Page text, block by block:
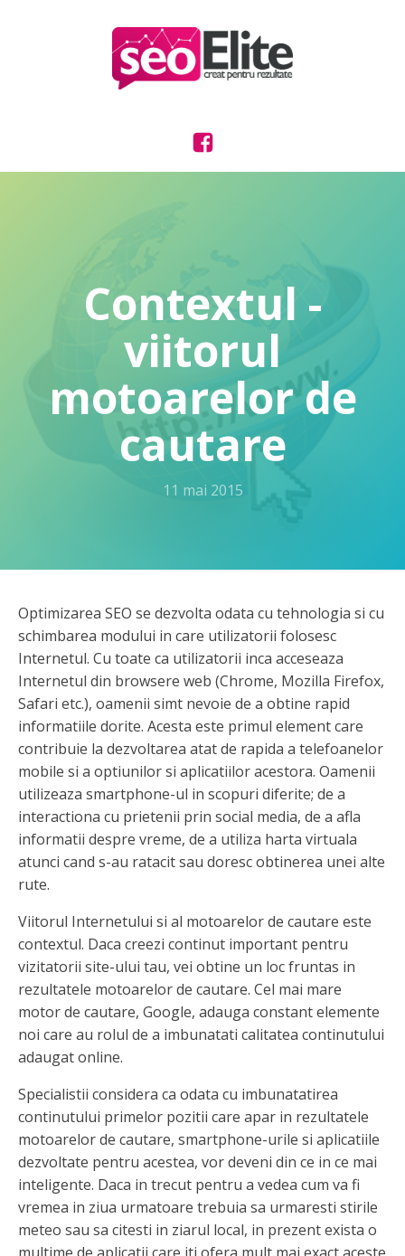
Contextul -
viitorul
motoarelor de
cautare
11 mai 2015
Optimizarea SEO se dezvolta odata cu tehnologia si cu
schimbarea modului in care utilizatorii folosesc
Internetul. Cu toate ca utilizatorii inca acceseaza
Internetul din browsere web (Chrome, Mozilla Firefox,
Safari etc.), oamenii simt nevoie de a obtine rapid
informatiile dorite. Acesta este primul element care
contribuie la dezvoltarea atat de rapida a telefoanelor
mobile si a optiunilor si aplicatiilor acestora. Oamenii
utilizeaza smartphone-ul in scopuri diferite; de a
interactiona cu prietenii prin social media, de a afla
informatii despre vreme, de a utiliza harta virtuala
atunci cand s-au ratacit sau doresc obtinerea unei alte
rute.
Viitorul Internetului si al motoarelor de cautare este
contextul. Daca creezi continut important pentru
vizitatorii site-ului tau, vei obtine un loc fruntas in
rezultatele motoarelor de cautare. Cel mai mare
motor de cautare, Google, adauga constant elemente
noi care au rolul de a imbunatati calitatea continutului
adaugat online.
Specialistii considera ca odata cu imbunatatirea
continutului primelor pozitii care apar in rezultatele
motoarelor de cautare, smartphone-urile si aplicatiile
dezvoltate pentru acestea, vor deveni din ce in ce mai
inteligente. Daca in trecut pentru a vedea cum va fi
vremea in ziua urmatoare trebuia sa urmaresti stirile
meteo sau sa citesti in ziarul local, in prezent exista o